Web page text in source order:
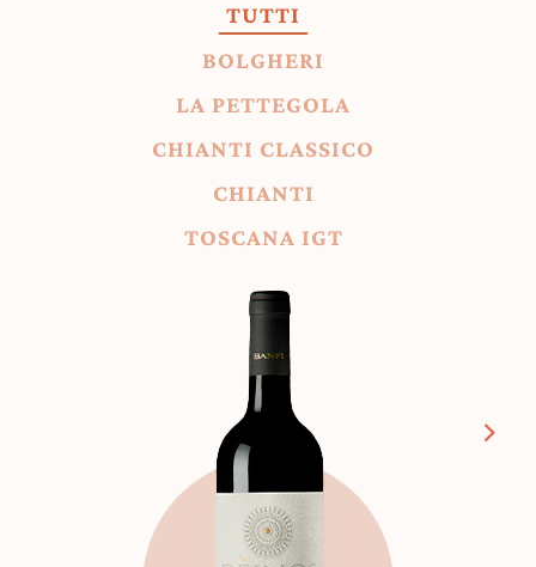
TUTTI
BOLGHERI
LA PETTEGOLA
CHIANTI CLASSICO
CHIANTI
TOSCANA IGT